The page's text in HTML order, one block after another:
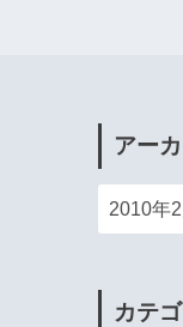
アー
カテ